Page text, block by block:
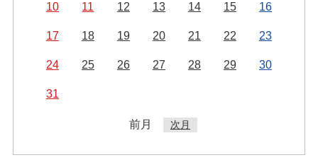
10 11 12 13 14 15 16
17 18 19 20 21 22 23
24 25 26 27 28 29 30
31
前月 次月